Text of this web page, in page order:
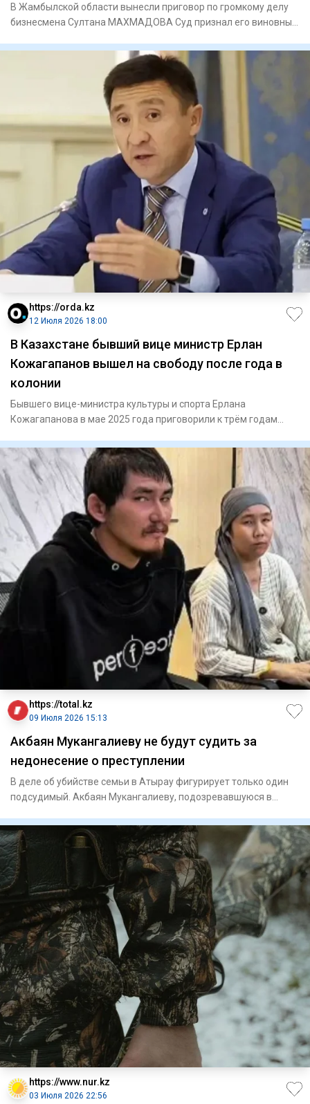
В Жамбылской области вынесли приговор по громкому делу
бизнесмена Султана МАХМАДОВА Суд признал его виновным
https://orda.kz
12 Июля 2026 18:00
В Казахстане бывший вице министр Ерлан
Кожагапанов вышел на свободу после года в
колонии
Бывшего вице-министра культуры и спорта Ерлана
Кожагапанова в мае 2025 года приговорили к трём годам
https://total.kz
09 Июля 2026 15:13
Акбаян Мукангалиеву не будут судить за
недонесение о преступлении
В деле об убийстве семьи в Атырау фигурирует только один
подсудимый. Акбаян Мукангалиеву, подозревавшуюся в
https://www.nur.kz
03 Июля 2026 22:56